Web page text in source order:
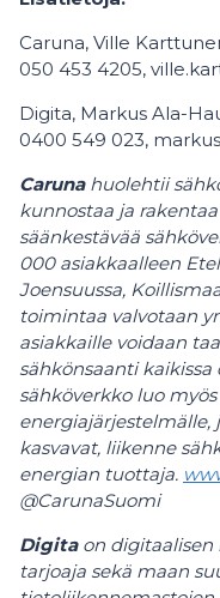
Caruna, Ville
050 453 4205,
Digita, Markus Ala-
0400 549 023,
Carunahuolehtii
kunnostaa ja rakentaa
säänkestävää
000 asiakkaalleen
Joensuussa,
toimintaa valvotaan
asiakkaille voidaan
sähkönsaanti kaikissa
sähköverkko luo
energiajärjestelmälle,
kasvavat, liikenne
energian tuottaja.
@CarunaSuomi
Digitaon digitaalisen
tarjoaja sekä maan